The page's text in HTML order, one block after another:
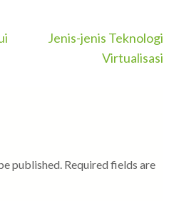
Jenis-jenis Teknologi
Virtualisasi
published. Required fields are